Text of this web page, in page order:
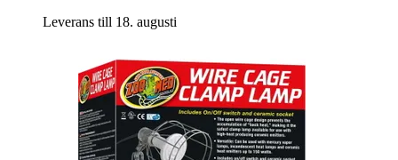
Leverans till 18. augusti